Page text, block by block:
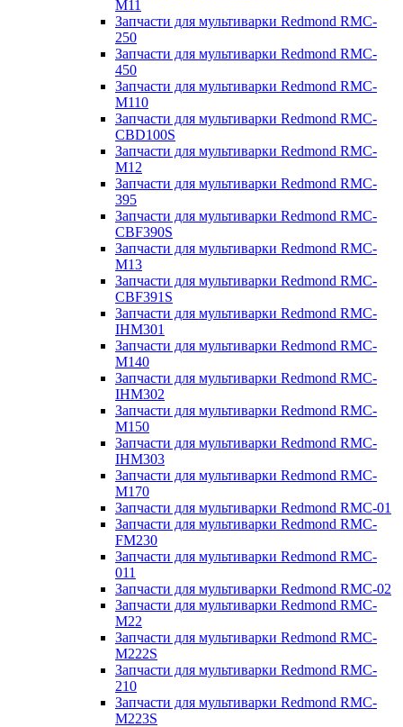
M11
Запчасти для мультиварки Redmond RMC-
250
Запчасти для мультиварки Redmond RMC-
450
Запчасти для мультиварки Redmond RMC-
M110
Запчасти для мультиварки Redmond RMC-
CBD100S
Запчасти для мультиварки Redmond RMC-
M12
Запчасти для мультиварки Redmond RMC-
395
Запчасти для мультиварки Redmond RMC-
CBF390S
Запчасти для мультиварки Redmond RMC-
M13
Запчасти для мультиварки Redmond RMC-
CBF391S
Запчасти для мультиварки Redmond RMC-
IHM301
Запчасти для мультиварки Redmond RMC-
M140
Запчасти для мультиварки Redmond RMC-
IHM302
Запчасти для мультиварки Redmond RMC-
M150
Запчасти для мультиварки Redmond RMC-
IHM303
Запчасти для мультиварки Redmond RMC-
M170
Запчасти для мультиварки Redmond RMC-01
Запчасти для мультиварки Redmond RMC-
FM230
Запчасти для мультиварки Redmond RMC-
011
Запчасти для мультиварки Redmond RMC-02
Запчасти для мультиварки Redmond RMC-
M22
Запчасти для мультиварки Redmond RMC-
M222S
Запчасти для мультиварки Redmond RMC-
210
Запчасти для мультиварки Redmond RMC-
M223S